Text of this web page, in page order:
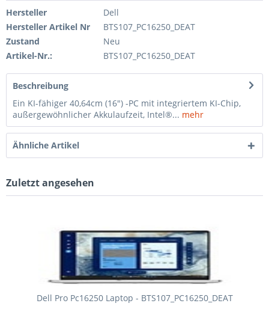
Hersteller
Dell
Hersteller Artikel Nr
BTS107_PC16250_DEAT
Zustand
Neu
Artikel-Nr.:
BTS107_PC16250_DEAT
Beschreibung
Ein KI-fähiger 40,64cm (16") -PC mit integriertem KI-Chip,
außergewöhnlicher Akkulaufzeit, Intel®... mehr
Ähnliche Artikel
Zuletzt angesehen
Dell Pro Pc16250 Laptop - BTS107_PC16250_DEAT